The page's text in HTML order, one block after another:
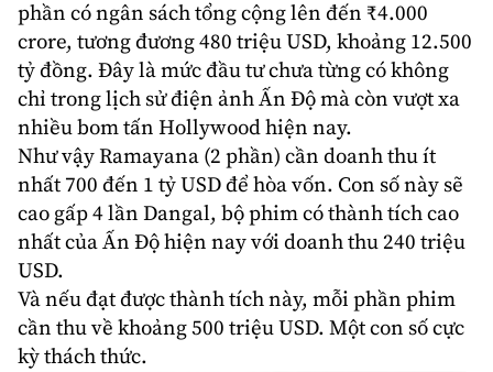
phần có ngân sách tổng cộng lên đến ₹4.000
crore, tương đương 480 triệu USD, khoảng 12.500
tỷ đồng. Đây là mức đầu tư chưa từng có không
chỉ trong lịch sử điện ảnh Ấn Độ mà còn vượt xa
nhiều bom tấn Hollywood hiện nay.
Như vậy Ramayana (2 phần) cần doanh thu ít
nhất 700 đến 1 tỷ USD để hòa vốn. Con số này sẽ
cao gấp 4 lần Dangal, bộ phim có thành tích cao
nhất của Ấn Độ hiện nay với doanh thu 240 triệu
USD.
Và nếu đạt được thành tích này, mỗi phần phim
cần thu về khoảng 500 triệu USD. Một con số cực
kỳ thách thức.